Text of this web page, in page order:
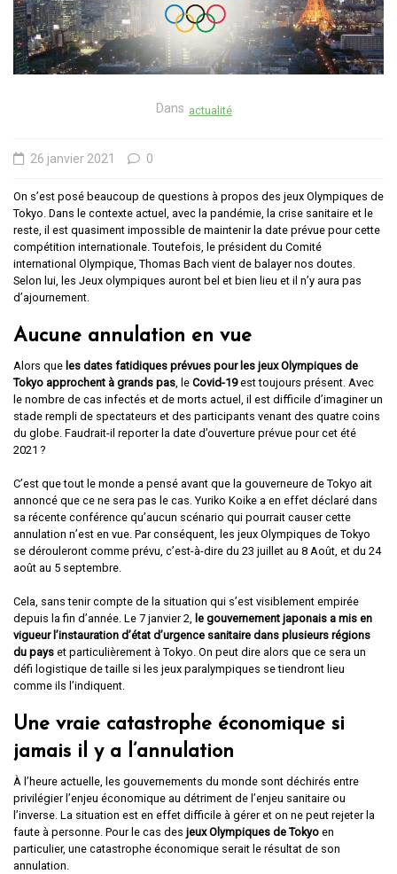
Dans actualité
26 janvier 2021 0
On s’est posé beaucoup de questions à propos des jeux Olympiques de
Tokyo. Dans le contexte actuel, avec la pandémie, la crise sanitaire et le
reste, il est quasiment impossible de maintenir la date prévue pour cette
compétition internationale. Toutefois, le président du Comité
international Olympique, Thomas Bach vient de balayer nos doutes.
Selon lui, les Jeux olympiques auront bel et bien lieu et il n’y aura pas
d’ajournement.
Aucune annulation en vue
Alors que les dates fatidiques prévues pour les jeux Olympiques de
Tokyo approchent à grands pas , le Covid-19est toujours présent. Avec
le nombre de cas infectés et de morts actuel, il est difficile d’imaginer un
stade rempli de spectateurs et des participants venant des quatre coins
du globe. Faudrait-il reporter la date d’ouverture prévue pour cet été
2021 ?
C’est que tout le monde a pensé avant que la gouverneure de Tokyo ait
annoncé que ce ne sera pas le cas. Yuriko Koike a en effet déclaré dans
sa récente conférence qu’aucun scénario qui pourrait causer cette
annulation n’est en vue. Par conséquent, les jeux Olympiques de Tokyo
se dérouleront comme prévu, c’est-à-dire du 23 juillet au 8 Août, et du 24
août au 5 septembre.
Cela, sans tenir compte de la situation qui s’est visiblement empirée
depuis la fin d’année. Le 7 janvier 2, le gouvernement japonais a mis en
vigueur l’instauration d’état d’urgence sanitaire dans plusieurs régions
du pays et particulièrement à Tokyo. On peut dire alors que ce sera un
défi logistique de taille si les jeux paralympiques se tiendront lieu
comme ils l’indiquent.
Une vraie catastrophe économique si
jamais il y a l’annulation
À l’heure actuelle, les gouvernements du monde sont déchirés entre
privilégier l’enjeu économique au détriment de l’enjeu sanitaire ou
l’inverse. La situation est en effet difficile à gérer et on ne peut rejeter la
faute à personne. Pour le cas des jeux Olympiques de Tokyo en
particulier, une catastrophe économique serait le résultat de son
annulation.